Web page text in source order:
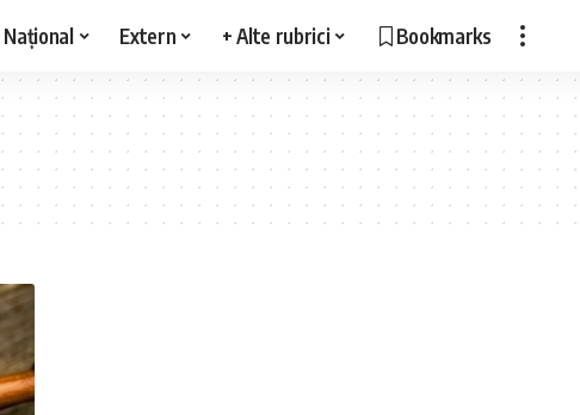
Național Extern + Alte rubrici Bookmarks